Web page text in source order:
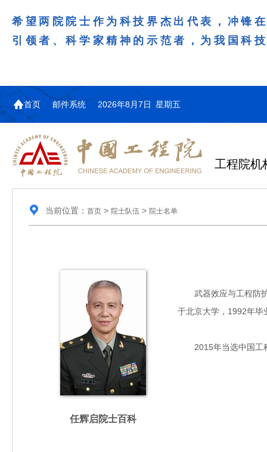
希望两院院士作为科技界杰出代表，冲锋
引领者、科学家精神的示范者，为我国科
首页 邮件系统 2026年8月7日 星期五
工程院机
当前位置： 首页> 院士队伍 > 院士名单
任辉启院士百科
武器效应与工程防护
于北京大学，1992年毕
2015年当选中国工